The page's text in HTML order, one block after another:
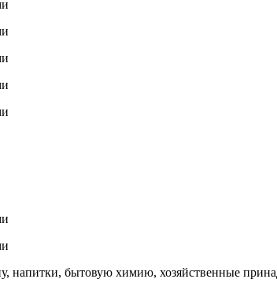
бытовую химию, хозяйственные